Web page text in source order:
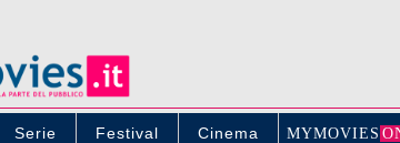
Serie Festival Cinema MYMOVIE S